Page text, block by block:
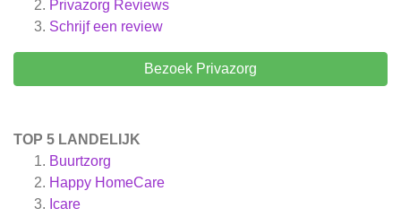
Privazorg Reviews
Schrijf een review
Bezoek Privazorg
TOP 5 LANDELIJK
Buurtzorg
Happy HomeCare
Icare